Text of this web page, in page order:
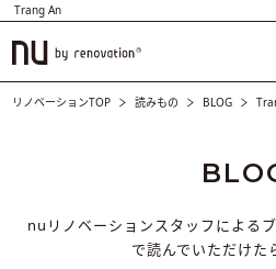
Trang An
リノベーションTOP 読みもの BLOG
nuリノベーションスタッフによるブ
で読んでいただけた